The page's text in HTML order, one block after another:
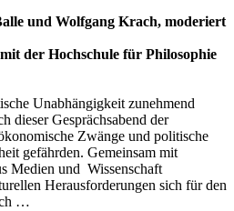
und Wolfgang Krach, moderiert
der Hochschule für Philosophie
Unabhängigkeit zunehmend
dieser Gesprächsabend der
Zwänge und politische
gefährden. Gemeinsam mit
Medien und Wissenschaft
Herausforderungen sich für den
…